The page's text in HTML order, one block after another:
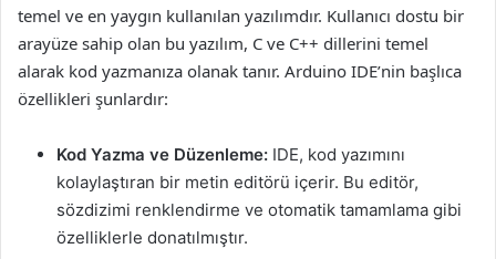
temel ve en yaygın kullanılan yazılımdır. Kullanıcı dostu bir
arayüze sahip olan bu yazılım, C ve C++ dillerini temel
alarak kod yazmanıza olanak tanır. Arduino IDE’nin başlıca
özellikleri şunlardır:
Kod Yazma ve Düzenleme: IDE, kod yazımını
kolaylaştıran bir metin editörü içerir. Bu editör,
sözdizimi renklendirme ve otomatik tamamlama gibi
özelliklerle donatılmıştır.